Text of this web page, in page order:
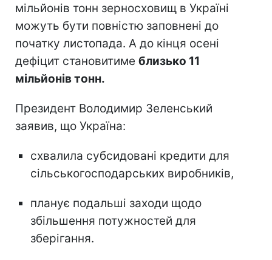
мільйонів тонн зерносховищ в Україні
можуть бути повністю заповнені до
початку листопада. А до кінця осені
дефіцит становитиме близько 11
мільйонів тонн.
Президент Володимир Зеленський
заявив, що Україна:
схвалила субсидовані кредити для
сільськогосподарських виробників,
планує подальші заходи щодо
збільшення потужностей для
зберігання.